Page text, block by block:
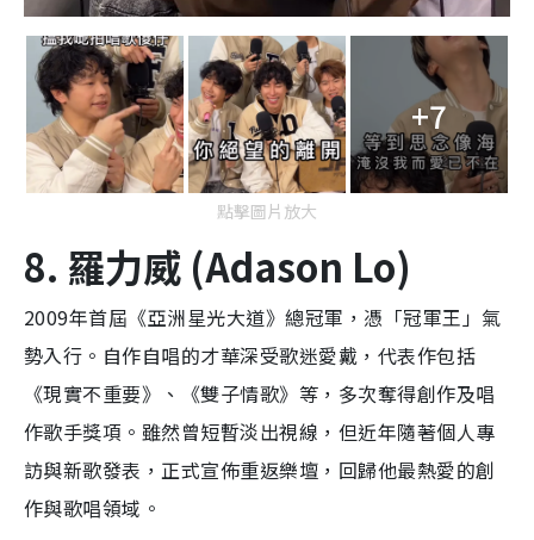
+7
點擊圖片放大
8. 羅力威 (Adason Lo)
2009年首屆《亞洲星光大道》總冠軍，憑「冠軍王」氣
勢入行。自作自唱的才華深受歌迷愛戴，代表作包括
《現實不重要》、《雙子情歌》等，多次奪得創作及唱
作歌手獎項。雖然曾短暫淡出視線，但近年隨著個人專
訪與新歌發表，正式宣佈重返樂壇，回歸他最熱愛的創
作與歌唱領域。